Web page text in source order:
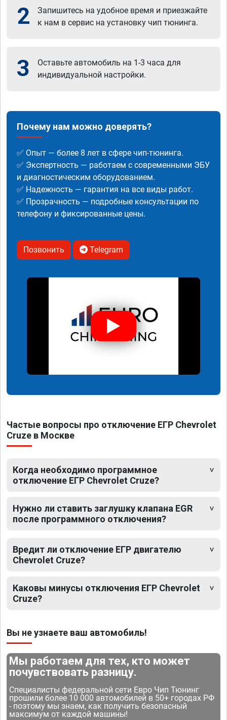
2
Запишитесь на удобное время и приезжайте
к нам в сервис на установку чип тюнинга.
3
Оставьте автомобиль на 1-3 часа для
индивидуальной настройки.
Почему нам можно доверять?
✅ Опыт — более 8 лет в сфере чип-тюнинга.
✅ Экспертность — работаем с современными ЭБУ
и диагностическим оборудованием.
✅ Надежность — гарантия на все виды работ.
✅ Прозрачность — подробные консультации по
телефону и фиксированные цены.
Позвонить Telegram
Частые вопросы про отключение ЕГР Chevrolet
Cruze в Москве
Когда необходимо программное
отключение ЕГР Chevrolet Cruze?
Нужно ли ставить заглушку клапана EGR
после программного отключения?
Вредит ли отключение ЕГР двигателю
Chevrolet Cruze?
Каковы минусы отключения ЕГР Chevrolet
Cruze?
Вы не узнаете ваш автомобиль!
Мы работаем для тех, кто может
почувствовать разницу.
Специалисты федеральной сети Евро Чип Тюнинг
прошили более 10 000 автомобилей в 50+ городах РФ
- поэтому мы знаем, как получить безопасный
максимум от каждой машины!